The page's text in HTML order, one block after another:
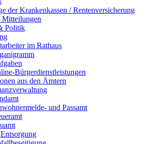
der Krankenkassen / Rentenversicherung
Politik
im Rathaus
Bürgerdienstleistungen
aus den Ämtern
und Passamt